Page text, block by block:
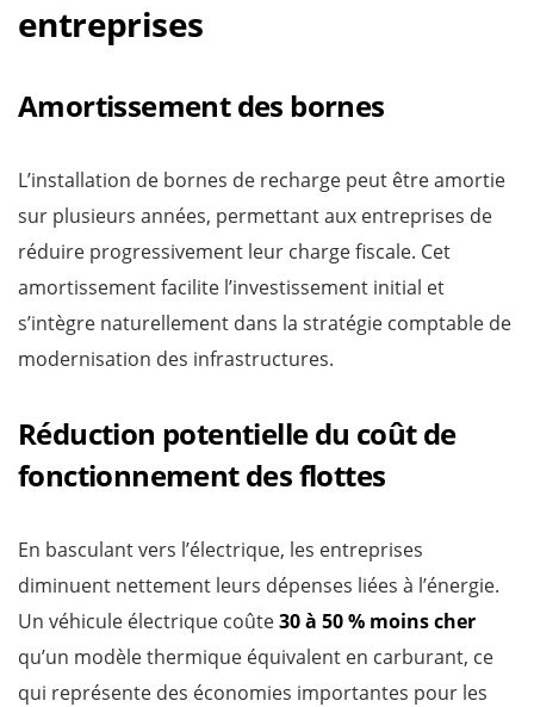
entreprises
Amortissement des bornes
L’installation de bornes de recharge peut être amortie
sur plusieurs années, permettant aux entreprises de
réduire progressivement leur charge fiscale. Cet
amortissement facilite l’investissement initial et
s’intègre naturellement dans la stratégie comptable de
modernisation des infrastructures.
Réduction potentielle du coût de
fonctionnement des flottes
En basculant vers l’électrique, les entreprises
diminuent nettement leurs dépenses liées à l’énergie.
Un véhicule électrique coûte30 à 50 % moins cher
qu’un modèle thermique équivalent en carburant, ce
qui représente des économies importantes pour les